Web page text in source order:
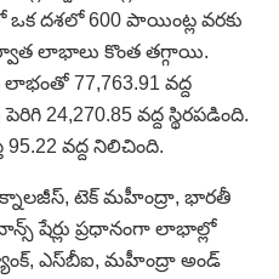
దశలో 600 పాయింట్ల వరకు
లాభాలు కొంత తగ్గాయి.
77,763.91 వద్ద
24,270.85 వద్ద స్థిరపడింది.
వద్ద నిలిచింది.
టెక్ మహీంద్రా, భారతీ
షేర్లు ప్రధానంగా లాభాల్లో
ఎస్‌బీఐ, మహీంద్రా అండ్